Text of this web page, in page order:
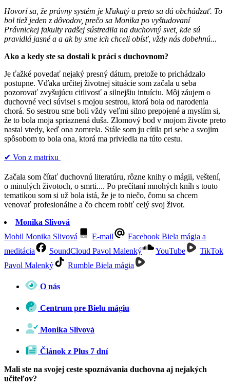
Hovorí sa, že právny systém je kľukatý a preto sa dá obchádzať. To
bol tiež jeden z dôvodov, prečo sa Monika po vyštudovaní
Právnickej fakulty radšej sústredila na duchovný svet, kde sú
pravidlá jasné a a ak by sme ich chceli obísť, vždy nás dobehnú...
Ako a kedy ste sa dostali k práci s duchovnom?
Je ťažké povedať nejaký presný dátum, pretože to prichádzalo
postupne. Vďaka určitej životnej situácie som začala u seba
pozorovať zvyšujúcu citlivosť a silnejšiu intuíciu. Môj záujem o
duchovné veci súvisel s mojou sestrou, ktorá bola od narodenia
chorá. So sestrou sme boli vždy veľmi silno prepojené a myslím si,
že to bola moja spriaznená duša. Zlomový bod v mojom živote preto
nastal vtedy, keď ona zomrela. Stále som ju cítila pri sebe a svojim
spôsobom to bola ona, ktorá ma priviedla na túto cestu.
✔︎ Von z matrixu
Začala som čítať duchovnú literatúru, rôzne knihy o mágii, veštení,
o minulých životoch, o smrti.... Po prečítaní mnohých kníh s touto
tematikou som si už bola istá, že je to niečo, čomu sa chcem
venovať profesionálne a čo chcem robiť celý svoj život.
Monika Slivová
Mobil Monika Slivová
E-mail
Facebook Biela mágia a
meditácia
SoundCloud Pavol Malenký YouTube
TikTok
Pavol Malenký
Rumble Biela mágia
O nás
Centrum pre Bielu mágiu
Monika Slivová
Článok z Plus 7 dní
Mali ste na svojej ceste spoznávania duchovna aj nejakých
učiteľov?